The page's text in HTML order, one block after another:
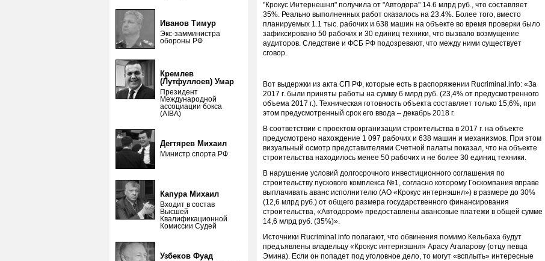
Иванов Тимур
Экс-замминистра
обороны РФ
Кремлев
(Лутфуллоев) Умар
Президент
Международной
ассоциации бокса
(AIBA)
Дегтярев Михаил
Министр спорта РФ
Капура Михаил
Входит в состав
Высшей
Квалификационной
Комиссии Судей
Узбеков Фуад
"Крокус Интернешнл" получила от "Автодора" 14.6 млрд руб., что составляет
35%. Реально выполненных работ оказалось на 23.4%. Более того, вместо
планируемых 1.1 тыс. рабочих и 638 машин на объекте во время проверки было
зафиксировано 50 рабочих и 30 единиц техники, что вызвало возмущение
аудиторов. Следствие и ФСБ РФ подозревают, что между ними существует
сговор.
Вот выдержки из акта СП РФ, которые есть в распоряжении Rucriminal.info: «За
2017 г. были приняты работы на сумму 6 млрд руб. (23,4% от предусмотренного
объема 2017 г.). Техническая готовность объекта составляет только 15,6%, при
этом предусмотренный срок его ввода – декабрь 2018 г.
В соответствии с проектом организации строительства в 2017 г. на объекте
предусмотрено нахождение 1 097 рабочих и 638 машин и механизмов. При этом
визуальный осмотр представителями Счетной палаты показал, что на объекте
строительства находилось менее 50 рабочих и не более 30 единиц техники.
В нарушение условий долгосрочного инвестиционного соглашения по
строительству пускового комплекса №1, согласно которому Госкомпания вправе
выплачивать аванс исполнителю (АО «Крокус интернэшнл») в размере до 30%
(12,6 млрд руб.) от общего размера государственного финансирования
строительства, «Автодором» предоставлены авансовые платежи в общей сумме
14,6 млрд руб. (35%)».
Источники Rucriminal.info полагают, что обвинения помимо Кельбаха будут
предъявлены владельцу «Крокус интернэшнл» Арасу Агаларову (отцу певца
Эмина). Если он попадет под уголовное дело, то могут «всплыть» интересные